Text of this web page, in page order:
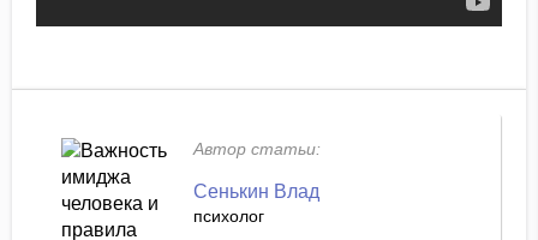
Автор статьи:
Сенькин Влад
психолог